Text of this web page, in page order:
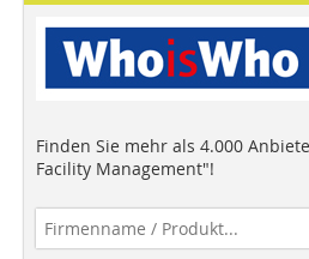
Finden Sie mehr als 4.000
Facility Management"!